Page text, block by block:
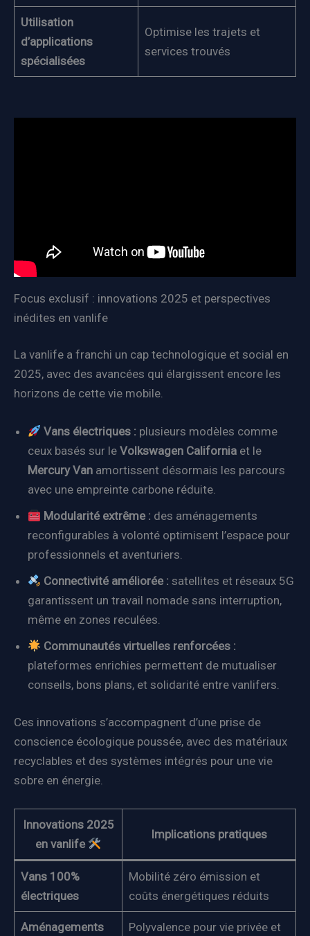
Utilisation
d’applications
spécialisées
Optimise les trajets et
services trouvés
Focus exclusif : innovations 2025 et perspectives
inédites en vanlife
La vanlife a franchi un cap technologique et social en
2025, avec des avancées qui élargissent encore les
horizons de cette vie mobile.
Vans électriques : plusieurs modèles comme
ceux basés sur le Volkswagen California et le
Mercury Van amortissent désormais les parcours
avec une empreinte carbone réduite.
Modularité extrême : des aménagements
reconfigurables à volonté optimisent l’espace pour
professionnels et aventuriers.
Connectivité améliorée : satellites et réseaux 5G
garantissent un travail nomade sans interruption,
même en zones reculées.
Communautés virtuelles renforcées :
plateformes enrichies permettent de mutualiser
conseils, bons plans, et solidarité entre vanlifers.
Ces innovations s’accompagnent d’une prise de
conscience écologique poussée, avec des matériaux
recyclables et des systèmes intégrés pour une vie
sobre en énergie.
Innovations 2025
en vanlife
Implications pratiques
Vans 100%
électriques
Mobilité zéro émission et
coûts énergétiques réduits
Aménagements Polyvalence pour vie privée et